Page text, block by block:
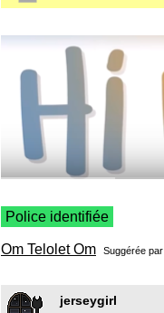
Police identifiée
Om Telolet Om Suggérée par
jerseygirl